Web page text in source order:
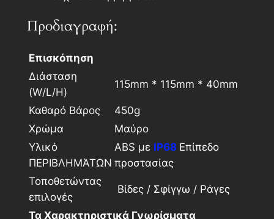
Προδιαγραφή:
Επισκόπηση
Διάσταση
(W/L/H)
115mm * 115mm * 40mm
Καθαρό Βάρος
450g
Χρώμα
Μαύρο
Υλικό
ΠΕΡΙΒΛΗΜΆΤΩΝ
ABS με IP68 Επίπεδο
προστασίας
Τοποθετώντας
επιλογές
Βίδες / Σφίγγω / Ράγες
Τα Χαρακτηριστικά Γνωρίσματα